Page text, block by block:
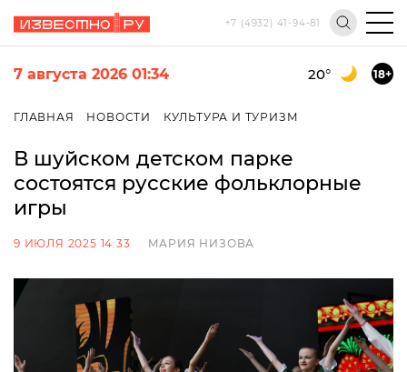
+7 (4932) 41-94-81
7 августа 2026 01:34 20° 18+
ГЛАВНАЯ НОВОСТИ КУЛЬТУРА И ТУРИЗМ
В шуйском детском парке
состоятся русские фольклорные
игры
9 ИЮЛЯ 2025 14:33 МАРИЯ НИЗОВА